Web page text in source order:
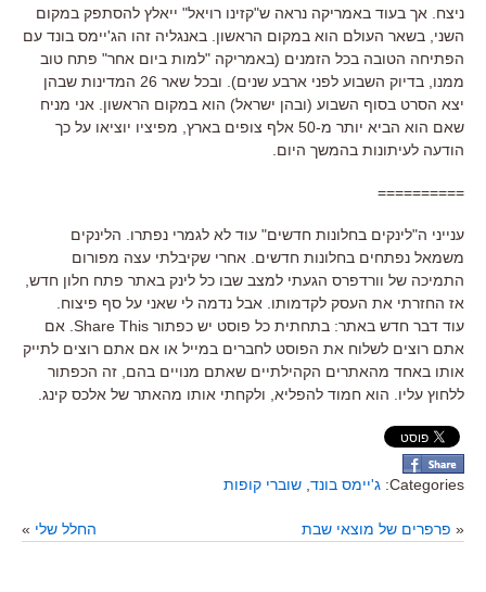
ניצח. אך בעוד באמריקה נראה ש"קזינו רויאל" ייאלץ להסתפק במקום
השני, בשאר העולם הוא במקום הראשון. באנגליה זהו הג'יימס בונד עם
הפתיחה הטובה בכל הזמנים (באמריקה "למות ביום אחר" פתח טוב
ממנו, בדיוק השבוע לפני ארבע שנים). ובכל שאר 26 המדינות שבהן
יצא הסרט בסוף השבוע (ובהן ישראל) הוא במקום הראשון. אני מניח
שאם הוא הביא יותר מ-50 אלף צופים בארץ, מפיציו יוציאו על כך
הודעה לעיתונות בהמשך היום.
==========
ענייני ה"לינקים בחלונות חדשים" עוד לא לגמרי נפתרו. הלינקים
משמאל נפתחים בחלונות חדשים. אחרי שקיבלתי עצה מפורום
התמיכה של וורדפרס הגעתי למצב שבו כל לינק באתר פתח חלון חדש,
אז החזרתי את העסק לקדמותו. אבל נדמה לי שאני על סף פיצוח.
עוד דבר חדש באתר: בתחתית כל פוסט יש כפתור Share This. אם
אתם רוצים לשלוח את הפוסט לחברים במייל או אם אתם רוצים לתייק
אותו באחד מהאתרים הקהילתיים שאתם מנויים בהם, זה הכפתור
ללחוץ עליו. הוא חמוד להפליא, ולקחתי אותו מהאתר של אלכס קינג.
Categories: ג'יימס בונד שוברי קופות
« פרפרים של מוצאי שבת החלל שלי »